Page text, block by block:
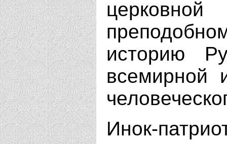
историю
всемирной
Инок-